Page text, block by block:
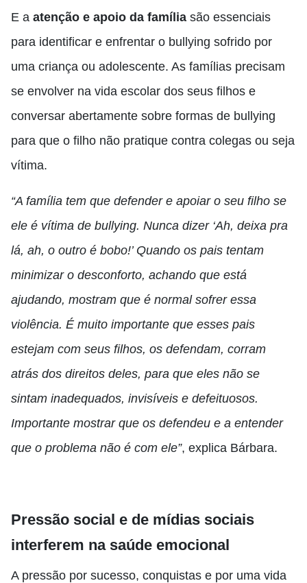
E a atenção e apoio da família são essenciais
para identificar e enfrentar o bullying sofrido por
uma criança ou adolescente. As famílias precisam
se envolver na vida escolar dos seus filhos e
conversar abertamente sobre formas de bullying
para que o filho não pratique contra colegas ou seja
vítima.
“A família tem que defender e apoiar o seu filho se
ele é vítima de bullying. Nunca dizer ‘Ah, deixa pra
lá, ah, o outro é bobo!’ Quando os pais tentam
minimizar o desconforto, achando que está
ajudando, mostram que é normal sofrer essa
violência. É muito importante que esses pais
estejam com seus filhos, os defendam, corram
atrás dos direitos deles, para que eles não se
sintam inadequados, invisíveis e defeituosos.
Importante mostrar que os defendeu e a entender
que o problema não é com ele”, explica Bárbara.
Pressão social e de mídias sociais
interferem na saúde emocional
A pressão por sucesso, conquistas e por uma vida